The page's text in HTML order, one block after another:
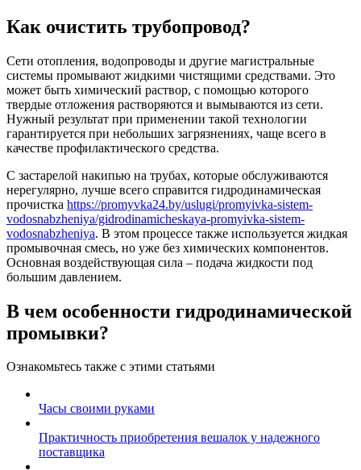
Как очистить трубопровод?
Сети отопления, водопроводы и другие магистральные
системы промывают жидкими чистящими средствами. Это
может быть химический раствор, с помощью которого
твердые отложения растворяются и вымываются из сети.
Нужный результат при применении такой технологии
гарантируется при небольших загрязнениях, чаще всего в
качестве профилактического средства.
С застарелой накипью на трубах, которые обслуживаются
нерегулярно, лучше всего справится гидродинамическая
прочистка https://promyvka24.by/uslugi/promyivka-sistem-
vodosnabzheniya/gidrodinamicheskaya-promyivka-sistem-
vodosnabzheniya. В этом процессе также используется жидкая
промывочная смесь, но уже без химических компонентов.
Основная воздействующая сила – подача жидкости под
большим давлением.
В чем особенности гидродинамической
промывки?
Ознакомьтесь также с этими статьями
Часы своими руками
Практичность приобретения вешалок у надежного
поставщика